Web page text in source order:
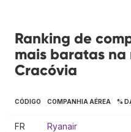
Ranking de
mais baratas
Cracóvia
CÓDIGO COMPANHIA AÉREA %
FR Ryanair